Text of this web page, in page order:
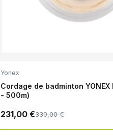
Yonex
Cordage de badminton YONEX
- 500m)
231,00 €330,00 €